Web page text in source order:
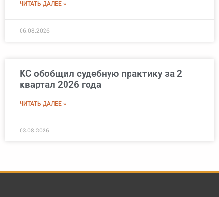
ЧИТАТЬ ДАЛЕЕ »
06.08.2026
КС обобщил судебную практику за 2
квартал 2026 года
ЧИТАТЬ ДАЛЕЕ »
03.08.2026